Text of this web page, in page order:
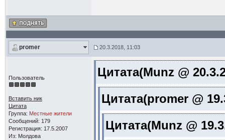
promer 20.3.2018, 11:03
Пользователь
Вставить ник
Цитата
Группа: Местные жители
Сообщений: 179
Регистрация: 17.5.2007
Из: Молдова
Цитата(Munz @
Цитата(promer @
Цитата(Munz @